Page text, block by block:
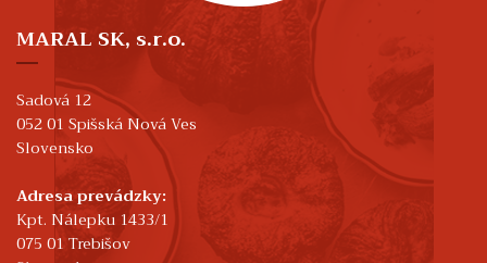
MARAL SK, s.r.o.
Sadová 12
052 01 Spišská Nová Ves
Slovensko
Adresa prevádzky:
Kpt. Nálepku 1433/1
075 01 Trebišov